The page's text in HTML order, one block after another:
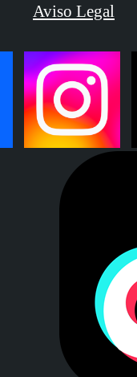
Aviso Legal